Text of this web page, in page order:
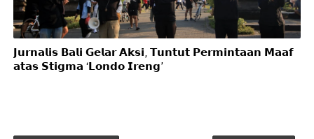
𝗝𝘂𝗿𝗻𝗮𝗹𝗶𝘀 𝗕𝗮𝗹𝗶 𝗚𝗲𝗹𝗮𝗿 𝗔𝗸𝘀𝗶, 𝗧𝘂𝗻𝘁𝘂𝘁 𝗣𝗲𝗿𝗺𝗶𝗻𝘁𝗮𝗮𝗻 𝗠𝗮𝗮𝗳
𝗮𝘁𝗮𝘀 𝗦𝘁𝗶𝗴𝗺𝗮 ‘𝗟𝗼𝗻𝗱𝗼 𝗜𝗿𝗲𝗻𝗴’